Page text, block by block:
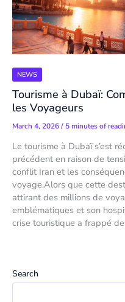
NEWS
Tourisme à Dubaï:
les Voyageurs
March 4, 2026/ 5 minutes of
Le tourisme à Dubaï s’est
précédent en raison de
conflit Iran et les
voyage.Alors que cette
attirant des millions de
emblématiques et son
crise touristique a frappé
Search